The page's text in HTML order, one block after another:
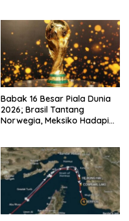
Babak 16 Besar Piala Dunia
2026; Brasil Tantang
Norwegia, Meksiko Hadapi